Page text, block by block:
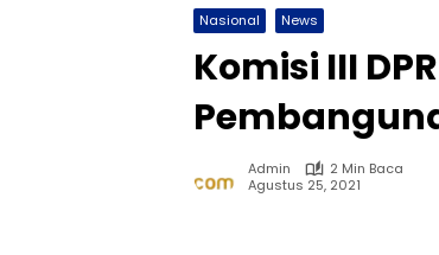
Nasional News
Komisi III
Admin
2 Min Baca
Agustus 25, 2021